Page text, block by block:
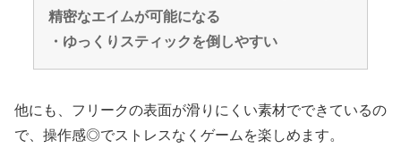
精密なエイムが可能になる
・ゆっくりスティックを倒しやすい
他にも、フリークの表面が滑りにくい素材でできているの
で、操作感◎でストレスなくゲームを楽しめます。